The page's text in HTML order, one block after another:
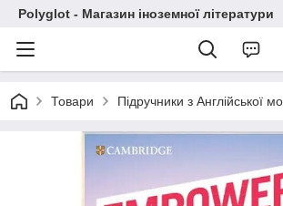
Polyglot - Магазин іноземної літератури
Товари Підручники з Англійської